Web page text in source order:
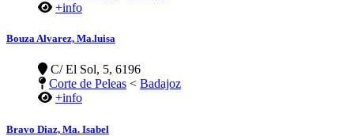
+info
Bouza Alvarez, Ma.luisa
C/ El Sol, 5, 6196
Corte de Peleas < Badajoz
+info
Bravo Diaz, Ma. Isabel